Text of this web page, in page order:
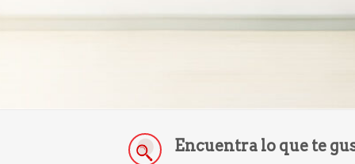
Encuentra lo que te